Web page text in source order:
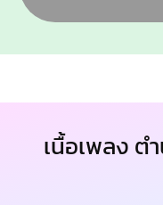
เนื้อเพลง ต